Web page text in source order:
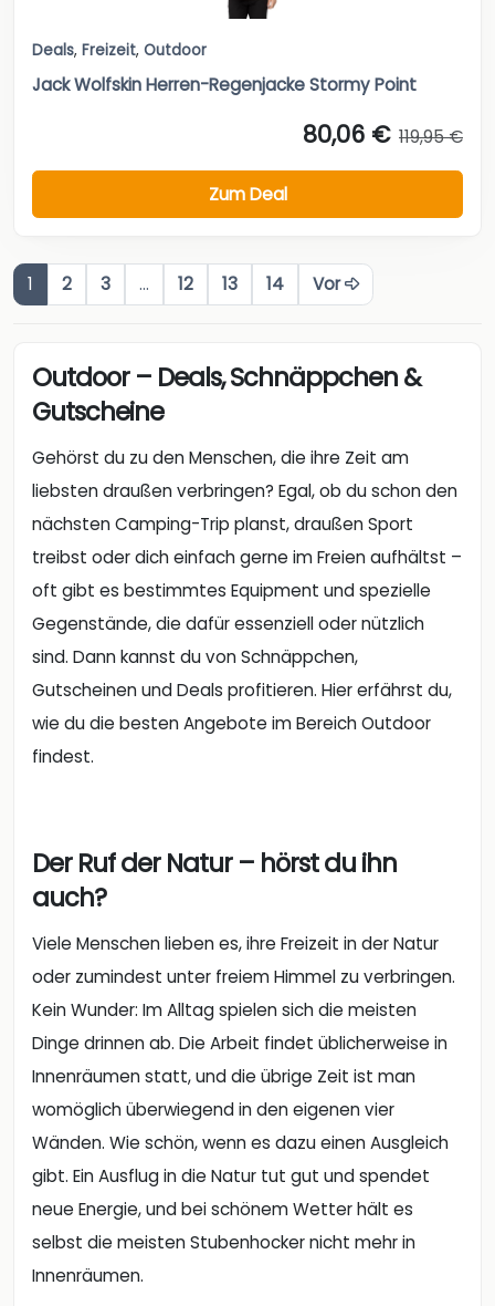
Deals, Freizeit, Outdoor
Jack Wolfskin Herren-Regenjacke Stormy Point
80,06 € 119,95 €
Zum Deal
1 2 3 … 12 13 14 Vor
Outdoor – Deals, Schnäppchen &
Gutscheine
Gehörst du zu den Menschen, die ihre Zeit am
liebsten draußen verbringen? Egal, ob du schon den
nächsten Camping-Trip planst, draußen Sport
treibst oder dich einfach gerne im Freien aufhältst –
oft gibt es bestimmtes Equipment und spezielle
Gegenstände, die dafür essenziell oder nützlich
sind. Dann kannst du von Schnäppchen,
Gutscheinen und Deals profitieren. Hier erfährst du,
wie du die besten Angebote im Bereich Outdoor
findest.
Der Ruf der Natur – hörst du ihn
auch?
Viele Menschen lieben es, ihre Freizeit in der Natur
oder zumindest unter freiem Himmel zu verbringen.
Kein Wunder: Im Alltag spielen sich die meisten
Dinge drinnen ab. Die Arbeit findet üblicherweise in
Innenräumen statt, und die übrige Zeit ist man
womöglich überwiegend in den eigenen vier
Wänden. Wie schön, wenn es dazu einen Ausgleich
gibt. Ein Ausflug in die Natur tut gut und spendet
neue Energie, und bei schönem Wetter hält es
selbst die meisten Stubenhocker nicht mehr in
Innenräumen.